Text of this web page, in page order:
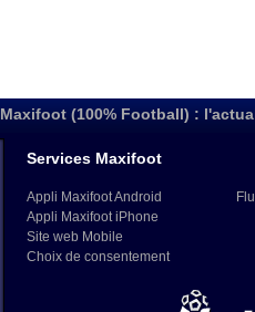
Maxifoot (100% Football) :
Services Maxifoot
Appli Maxifoot Android
Appli Maxifoot iPhone
Site web Mobile
Choix de consentement